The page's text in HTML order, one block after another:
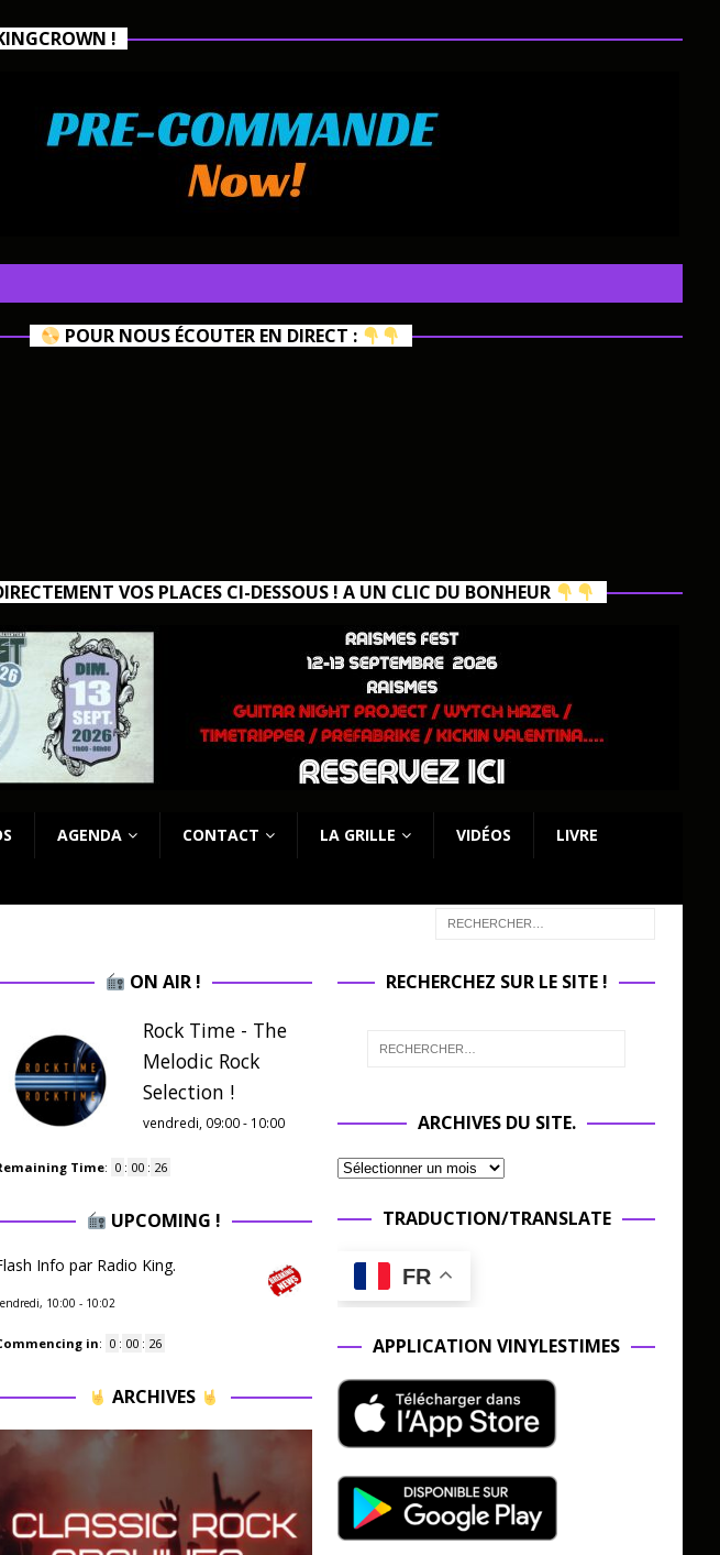
!
POUR NOUS ÉCOUTER EN DIRECT :
VOS PLACES CI-DESSOUS ! A UN CLIC DU BONHEUR
AGENDA CONTACT LA GRILLE VIDÉOS LIVRE
ON AIR !
Rock Time - The
Melodic Rock
Selection !
vendredi, 09:00 - 10:00
Time: 0 : 00 : 25
UPCOMING !
Info par Radio King.
10:00 - 10:02
in: 0 : 00 : 25
ARCHIVES
RECHERCHEZ SUR LE SITE !
ARCHIVES DU SITE.
TRADUCTION/TRANSLATE
FR
APPLICATION VINYLESTIMES